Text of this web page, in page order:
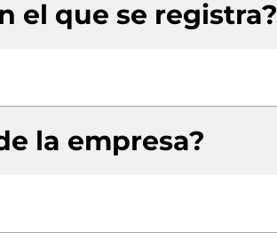
el que se registra?
la empresa?